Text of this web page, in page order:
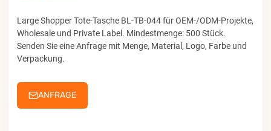
Large Shopper Tote-Tasche BL-TB-044 für OEM-/ODM-Projekte,
Wholesale und Private Label. Mindestmenge: 500 Stück.
Senden Sie eine Anfrage mit Menge, Material, Logo, Farbe und
Verpackung.
ANFRAGE